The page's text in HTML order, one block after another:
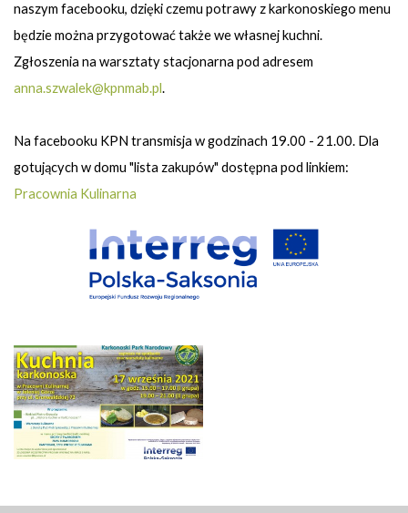
naszym facebooku, dzięki czemu potrawy z karkonoskiego menu
będzie można przygotować także we własnej kuchni.
Zgłoszenia na warsztaty stacjonarna pod adresem
anna.szwalek@kpnmab.pl.
Na facebooku KPN transmisja w godzinach 19.00 - 21.00. Dla
gotujących w domu "lista zakupów" dostępna pod linkiem:
Pracownia Kulinarna